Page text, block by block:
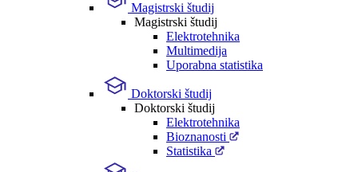
Magistrski študij
Magistrski študij
Elektrotehnika
Multimedija
Uporabna statistika
Doktorski študij
Doktorski študij
Elektrotehnika
Bioznanosti
Statistika